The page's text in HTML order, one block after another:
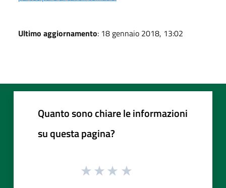
Ultimo aggiornamento: 18 gennaio 2018, 13:02
Quanto sono chiare le informazioni
su questa pagina?